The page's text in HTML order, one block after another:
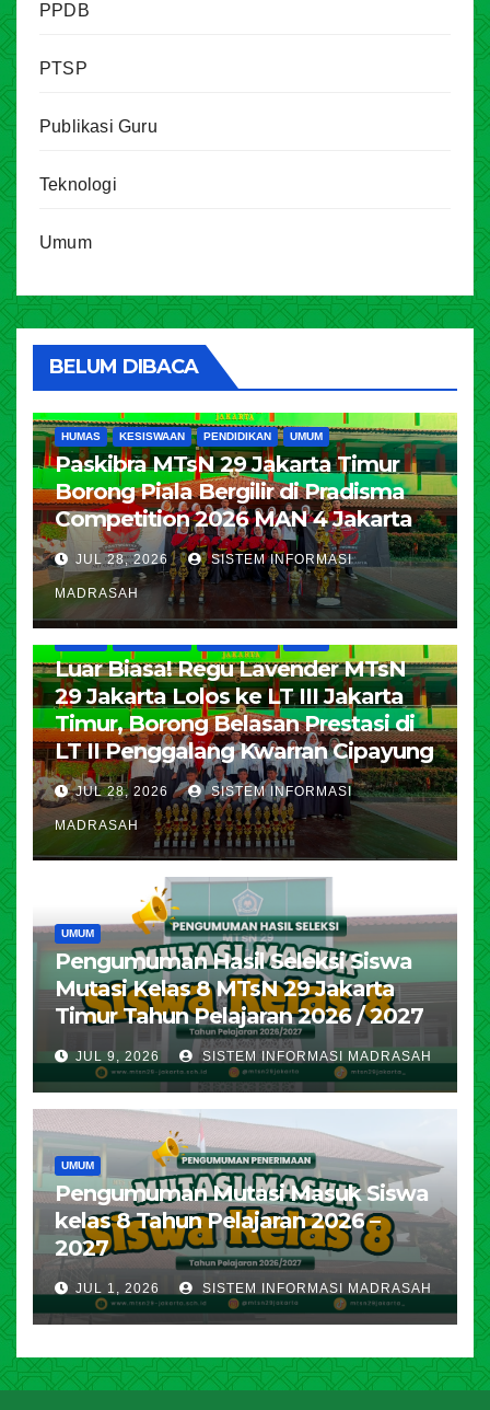
PPDB
PTSP
Publikasi Guru
Teknologi
Umum
BELUM DIBACA
HUMAS KESISWAAN PENDIDIKAN UMUM
Paskibra MTsN 29 Jakarta Timur
Borong Piala Bergilir di Pradisma
Competition 2026 MAN 4 Jakarta
JUL 28, 2026 SISTEM INFORMASI
MADRASAH
Luar Biasa! Regu Lavender MTsN
29 Jakarta Lolos ke LT III Jakarta
Timur, Borong Belasan Prestasi di
LT II Penggalang Kwarran Cipayung
JUL 28, 2026 SISTEM INFORMASI
MADRASAH
UMUM
Pengumuman Hasil Seleksi Siswa
Mutasi Kelas 8 MTsN 29 Jakarta
Timur Tahun Pelajaran 2026 / 2027
JUL 9, 2026 SISTEM INFORMASI MADRASAH
UMUM
Pengumuman Mutasi Masuk Siswa
kelas 8 Tahun Pelajaran 2026 –
2027
JUL 1, 2026 SISTEM INFORMASI MADRASAH